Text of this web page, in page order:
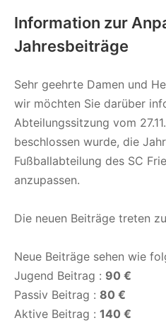
Information zur
Jahresbeiträge
Sehr geehrte Damen und
wir möchten Sie darüber
Abteilungssitzung vom
beschlossen wurde, die
Fußballabteilung des SC
anzupassen.
Die neuen Beiträge treten
Neue Beiträge sehen wie
Jugend Beitrag : 90 €
Passiv Beitrag : 80 €
Aktive Beitrag : 140 €